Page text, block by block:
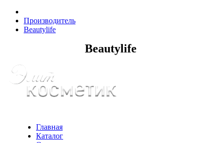
Производитель
Beautylife
Beautylife
Главная
Каталог